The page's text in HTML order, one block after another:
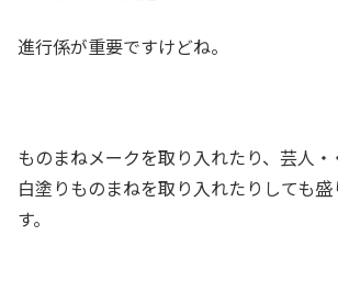
進行係が重要ですけどね。
ものまねメークを取り入れたり、芸人
白塗りものまねを取り入れたりしても
す。